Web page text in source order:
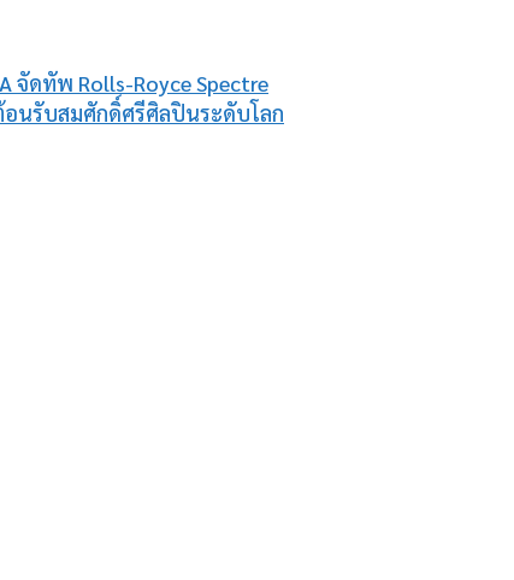
จัดทัพ Rolls-Royce Spectre
อนรับสมศักดิ์ศรีศิลปินระดับโลก